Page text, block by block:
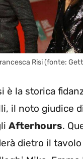
Risi (fonte:
è la storica
il noto giudice
Afterhours.
dietro il